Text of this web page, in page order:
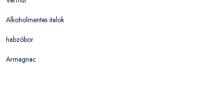
Alkoholmentes italok
habzóbor
Armagnac